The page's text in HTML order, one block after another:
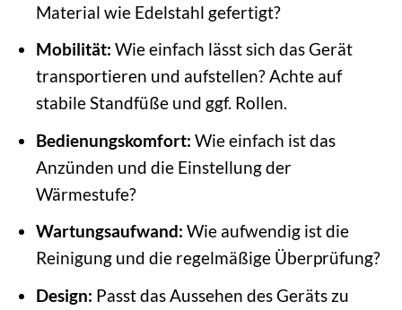
Material wie Edelstahl gefertigt?
Mobilität: Wie einfach lässt sich das Gerät
transportieren und aufstellen? Achte auf
stabile Standfüße und ggf. Rollen.
Bedienungskomfort: Wie einfach ist das
Anzünden und die Einstellung der
Wärmestufe?
Wartungsaufwand: Wie aufwendig ist die
Reinigung und die regelmäßige Überprüfung?
Design: Passt das Aussehen des Geräts zu